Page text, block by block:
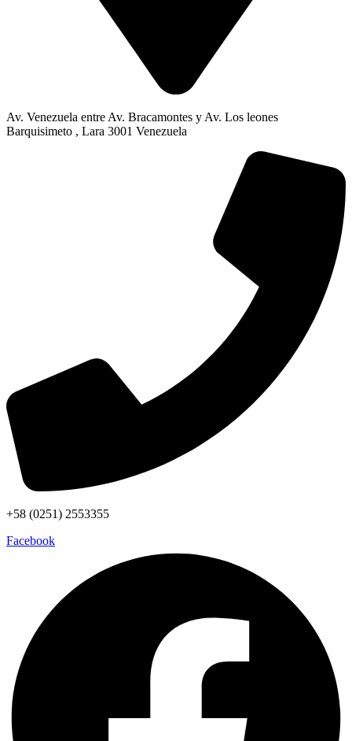
Av. Venezuela entre Av. Bracamontes y Av. Los leones
Barquisimeto , Lara 3001 Venezuela
+58 (0251) 2553355
Facebook